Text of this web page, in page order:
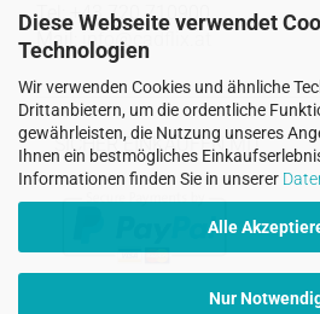
Diese Webseite verwendet
Technologien
Wir verwenden Cookies und ähnliche
Drittanbietern, um die ordentliche
gewährleisten, die Nutzung unseres
Ihnen ein bestmögliches
Informationen finden Sie in unserer
Alle
Nur
Tel: +43 720 710900
Mail:
info@cadflix.at
SICHER EINKAUFEN MIT